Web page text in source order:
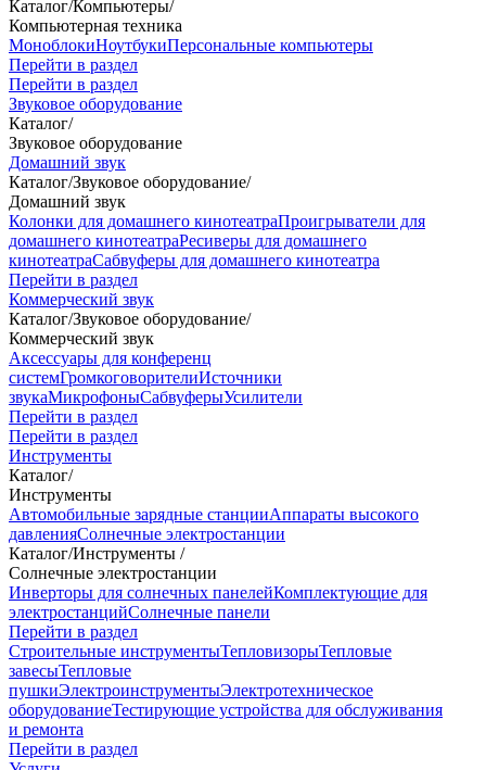
Каталог/Компьютеры/
Компьютерная техника
МоноблокиНоутбукиПерсональные компьютеры
Перейти в раздел
Перейти в раздел
Звуковое оборудование
Каталог/
Звуковое оборудование
Домашний звук
Каталог/Звуковое оборудование/
Домашний звук
Колонки для домашнего кинотеатраПроигрыватели для
домашнего кинотеатраРесиверы для домашнего
кинотеатраСабвуферы для домашнего кинотеатра
Перейти в раздел
Коммерческий звук
Каталог/Звуковое оборудование/
Коммерческий звук
Аксессуары для конференц
системГромкоговорителиИсточники
звукаМикрофоныСабвуферыУсилители
Перейти в раздел
Перейти в раздел
Инструменты
Каталог/
Инструменты
Автомобильные зарядные станцииАппараты высокого
давленияСолнечные электростанции
Каталог/Инструменты /
Солнечные электростанции
Инверторы для солнечных панелейКомплектующие для
электростанцийСолнечные панели
Перейти в раздел
Строительные инструментыТепловизорыТепловые
завесыТепловые
пушкиЭлектроинструментыЭлектротехническое
оборудованиеТестирующие устройства для обслуживания
и ремонта
Перейти в раздел